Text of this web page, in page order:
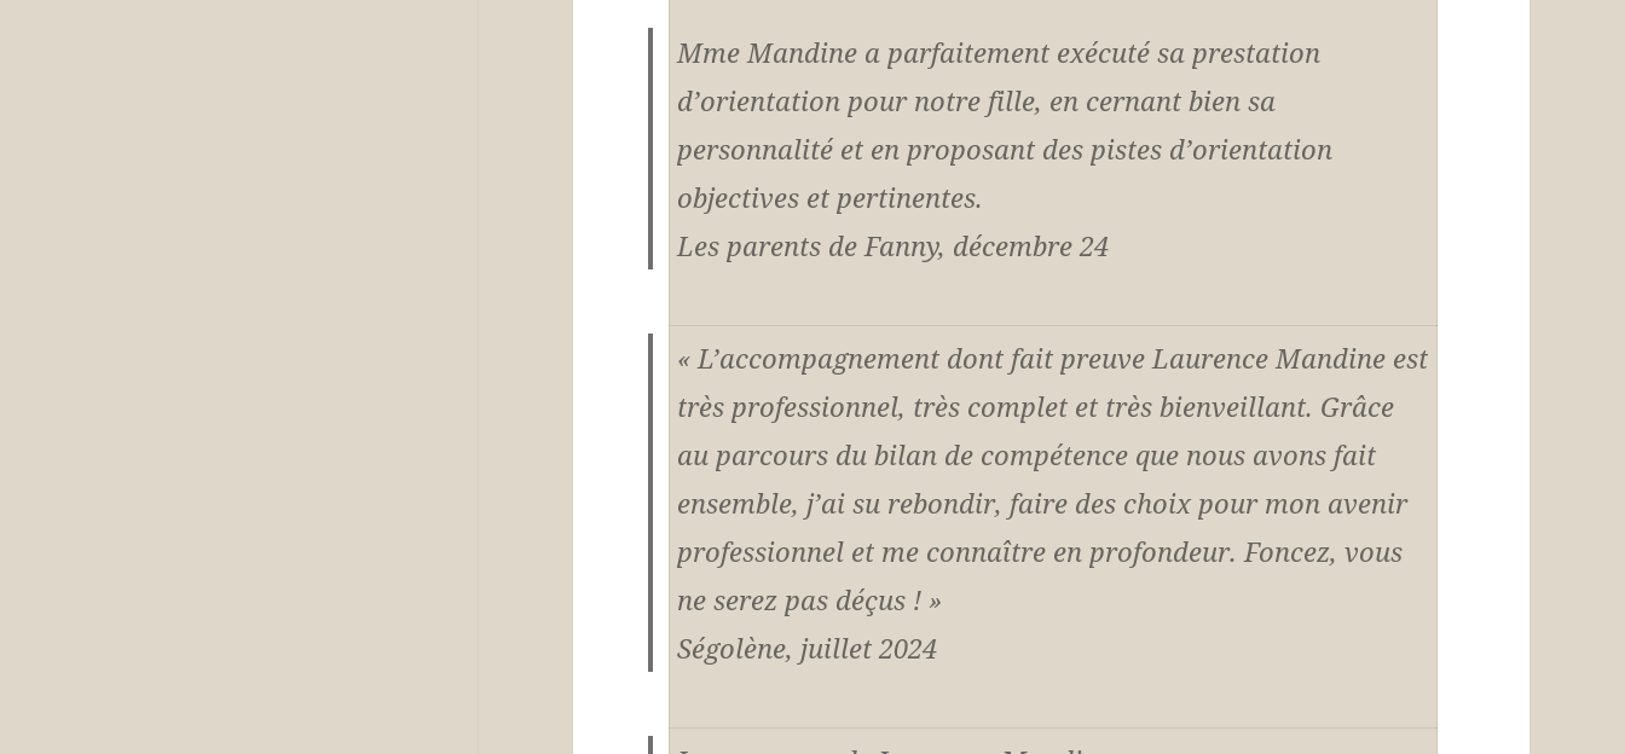
Mme Mandine a parfaitement exécuté sa prestation
d’orientation pour notre fille, en cernant bien sa
personnalité et en proposant des pistes d’orientation
objectives et pertinentes.
Les parents de Fanny, décembre 24
« L’accompagnement dont fait preuve Laurence Mandine est
très professionnel, très complet et très bienveillant. Grâce
au parcours du bilan de compétence que nous avons fait
ensemble, j’ai su rebondir, faire des choix pour mon avenir
professionnel et me connaître en profondeur. Foncez, vous
ne serez pas déçus ! »
Ségolène, juillet 2024